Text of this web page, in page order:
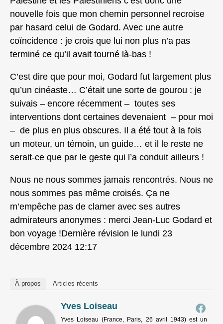
nouvelle fois que mon chemin personnel recroise
par hasard celui de Godard. Avec une autre
coïncidence : je crois que lui non plus n’a pas
terminé ce qu’il avait tourné là-bas !
C’est dire que pour moi, Godard fut largement plus
qu’un cinéaste… C’était une sorte de gourou : je
suivais – encore récemment – toutes ses
interventions dont certaines devenaient – pour moi
– de plus en plus obscures. Il a été tout à la fois
un moteur, un témoin, un guide… et il le reste ne
serait-ce que par le geste qui l’a conduit ailleurs !
Nous ne nous sommes jamais rencontrés. Nous ne
nous sommes pas même croisés. Ça ne
m’empêche pas de clamer avec ses autres
admirateurs anonymes : merci Jean-Luc Godard et
bon voyage !Dernière révision le lundi 23
décembre 2024 12:17
À propos Articles récents
Yves Loiseau
Yves Loiseau (France, Paris, 26 avril 1943) est un